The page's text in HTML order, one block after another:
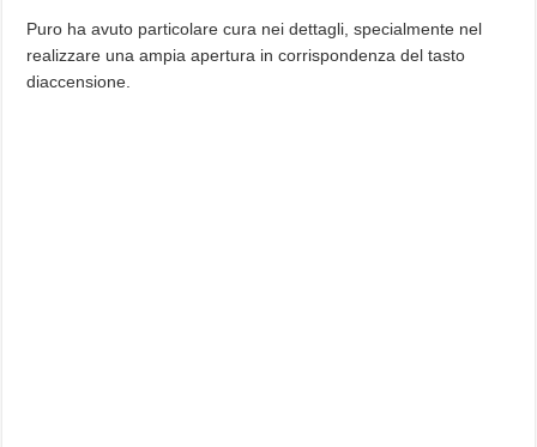
Puro ha avuto particolare cura nei dettagli, specialmente nel
realizzare una ampia apertura in corrispondenza del tasto
diaccensione.